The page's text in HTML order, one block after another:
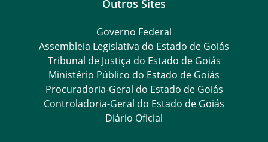
Outros Sites
Governo Federal
Assembleia Legislativa do Estado de Goiás
Tribunal de Justiça do Estado de Goiás
Ministério Público do Estado de Goiás
Procuradoria-Geral do Estado de Goiás
Controladoria-Geral do Estado de Goiás
Diário Oficial